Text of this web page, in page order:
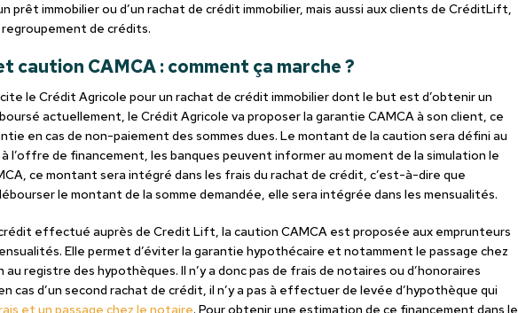
prêt immobilier ou d’un rachat de crédit immobilier, mais aussi aux clients de CréditLift,
de crédits.
caution CAMCA : comment ça marche ?
le Crédit Agricole pour un rachat de crédit immobilier dont le but est d’obtenir un
actuellement, le Crédit Agricole va proposer la garantie CAMCA à son client, ce
en cas de non-paiement des sommes dues. Le montant de la caution sera défini au
l’offre de financement, les banques peuvent informer au moment de la simulation le
ce montant sera intégré dans les frais du rachat de crédit, c’est-à-dire que
le montant de la somme demandée, elle sera intégrée dans les mensualités.
effectué auprès de Credit Lift, la caution CAMCA est proposée aux emprunteurs
Elle permet d’éviter la garantie hypothécaire et notamment le passage chez
au registre des hypothèques. Il n’y a donc pas de frais de notaires ou d’honoraires
cas d’un second rachat de crédit, il n’y a pas à effectuer de levée d’hypothèque qui